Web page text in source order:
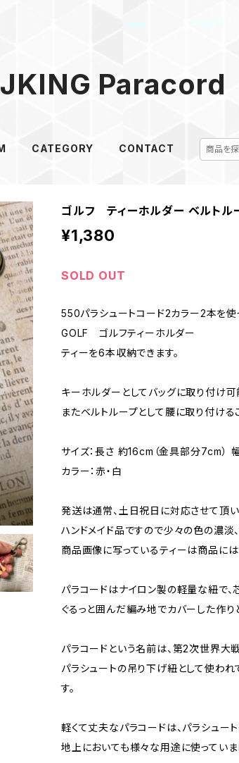
Paracord
CATEGORY CONTACT
ゴルフ ティーホルダー ベルトル
¥1,380
SOLD OUT
550パラシュートコード2カラー2本を使
GOLF ゴルフティーホルダー
ティーを6本収納できます。
キーホルダーとしてバッグに取り付け可
またベルトループとして腰に取り付ける
サイズ：長さ 約16cm（金具部分7cm）
カラー：赤・白
発送は通常、土日祝日に対応させて頂い
ハンドメイド品ですので少々の色の濃淡
商品画像に写っているティーは商品には
パラコードはナイロン製の軽量な紐で
ぐるっと囲んだ編み地でカバーした作り
パラコードという名前は、第2次世界大
パラシュートの吊り下げ紐として使われ
す。
軽くて丈夫なパラコードは、パラシュー
地上においても様々な用途に使っていま